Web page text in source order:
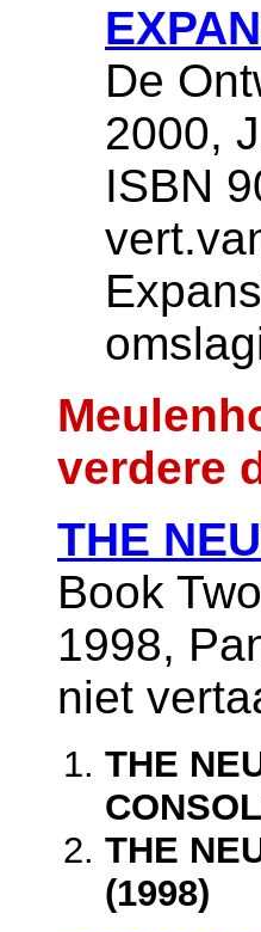
De
2000,
ISBN
verdere
THE
Book
1998,
niet
THE
THE
(1998)